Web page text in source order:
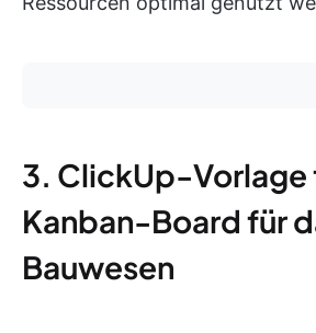
3. ClickUp-Vorlage
Kanban-Board für
Bauwesen